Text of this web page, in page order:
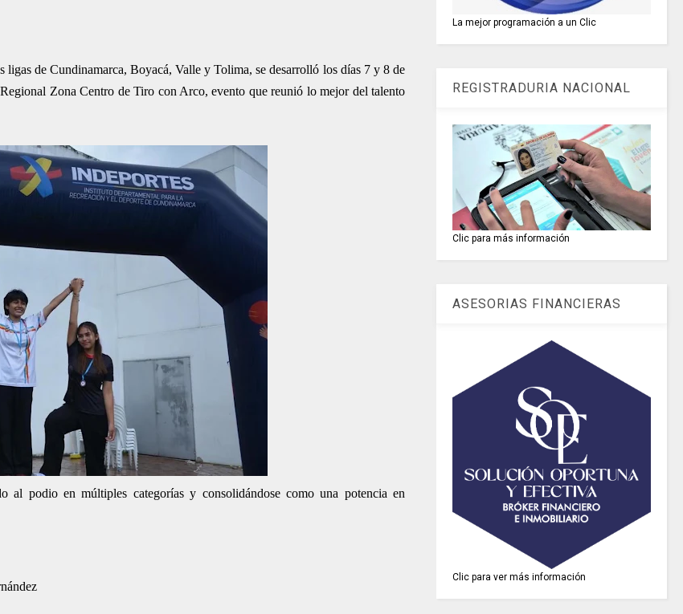
ligas de Cundinamarca, Boyacá, Valle y Tolima, se desarrolló los días 7 y 8 de
Zona Centro de Tiro con Arco, evento que reunió lo mejor del talento
al podio en múltiples categorías y consolidándose como una potencia en
La mejor programación a un Clic
REGISTRADURIA NACIONAL
Clic para más información
ASESORIAS FINANCIERAS
Clic para ver más información